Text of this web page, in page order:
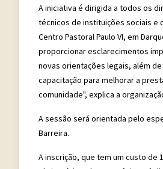
A iniciativa é dirigida a todos os
técnicos de instituições sociais e
Centro Pastoral Paulo VI, em
proporcionar esclarecimentos
novas orientações legais, além
capacitação para melhorar a
comunidade", explica a
A sessão será orientada pelo
Barreira.
A inscrição, que tem um custo de